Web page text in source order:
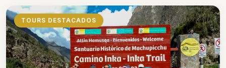
TOURS DESTACADOS